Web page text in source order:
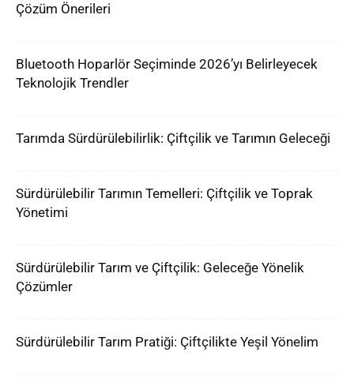
Çözüm Önerileri
Bluetooth Hoparlör Seçiminde 2026’yı Belirleyecek
Teknolojik Trendler
Tarımda Sürdürülebilirlik: Çiftçilik ve Tarımın Geleceği
Sürdürülebilir Tarımın Temelleri: Çiftçilik ve Toprak
Yönetimi
Sürdürülebilir Tarım ve Çiftçilik: Geleceğe Yönelik
Çözümler
Sürdürülebilir Tarım Pratiği: Çiftçilikte Yeşil Yönelim